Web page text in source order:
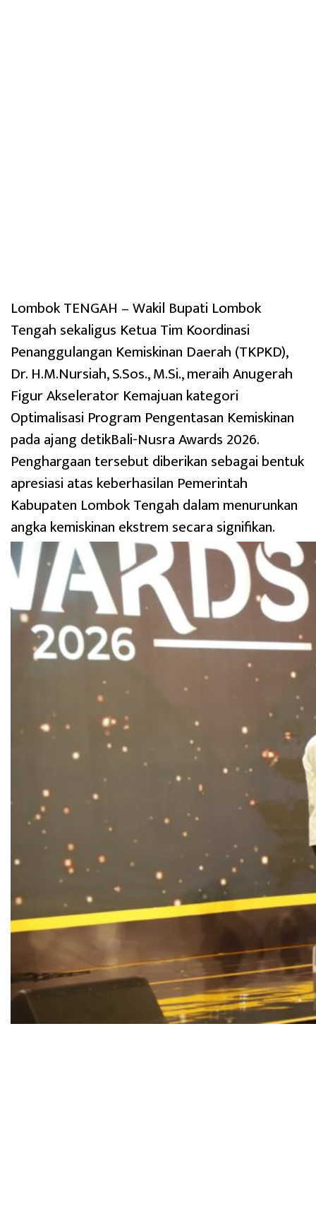
Lombok TENGAH – Wakil Bupati Lombok
Tengah sekaligus Ketua Tim Koordinasi
Penanggulangan Kemiskinan Daerah (TKPKD),
Dr. H.M.Nursiah, S.Sos., M.Si., meraih Anugerah
Figur Akselerator Kemajuan kategori
Optimalisasi Program Pengentasan Kemiskinan
pada ajang detikBali-Nusra Awards 2026.
Penghargaan tersebut diberikan sebagai bentuk
apresiasi atas keberhasilan Pemerintah
Kabupaten Lombok Tengah dalam menurunkan
angka kemiskinan ekstrem secara signifikan.